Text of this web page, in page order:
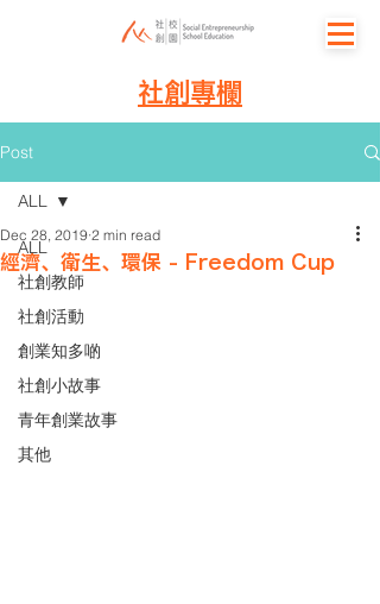
社創專欄
Post
ALL
社創教師
社創活動
創業知多啲
社創小故事
青年創業故事
其他
ALL
經濟、衛生、環保 - Freedom Cup
Dec 28, 2019 2 min read